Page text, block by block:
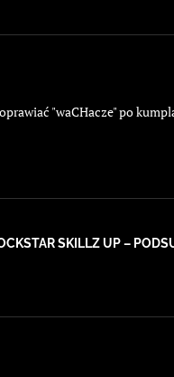
"waCHacze" po
SKILLZ UP –